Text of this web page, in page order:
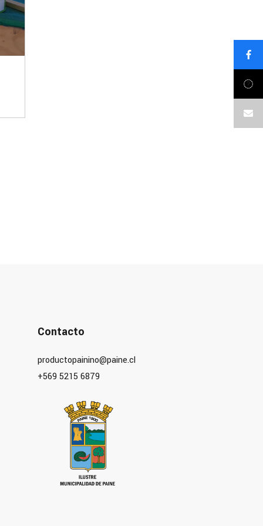
Contacto
productopainino@paine.cl
+569 5215 6879